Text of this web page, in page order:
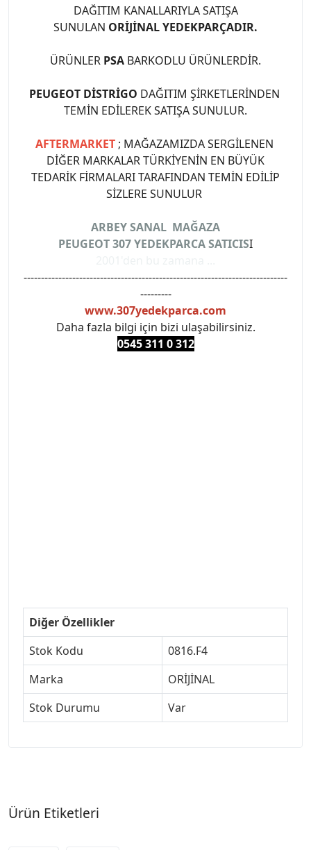
DAĞITIM KANALLARIYLA SATIŞA
SUNULAN ORİJİNAL YEDEKPARÇADIR.
ÜRÜNLER PSA BARKODLU ÜRÜNLERDİR.
PEUGEOT DİSTRİGO DAĞITIM ŞİRKETLERİNDEN
TEMİN EDİLEREK SATIŞA SUNULUR.
AFTERMARKET ; MAĞAZAMIZDA SERGİLENEN
DİĞER MARKALAR TÜRKİYENİN EN BÜYÜK
TEDARİK FİRMALARI TARAFINDAN TEMİN EDİLİP
SİZLERE SUNULUR
ARBEY SANAL MAĞAZA
PEUGEOT 307 YEDEKPARCA SATICISI
----------------------------------------------------------------------------
---------
www.307yedekparca.com
Daha fazla bilgi için bizi ulaşabilirsiniz.
0545 311 0 312
Diğer Özellikler
Stok Kodu
0816.F4
Marka
ORİJİNAL
Stok Durumu
Var
Ürün Etiketleri